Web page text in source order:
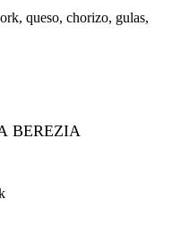
queso, chorizo, gulas,
BEREZIA